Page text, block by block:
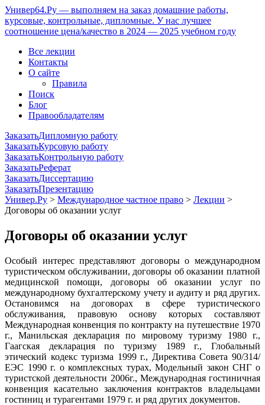
Универ64.Ру — выполняем на заказ домашние работы,
курсовые, контрольные, дипломные. У нас лучшее
соотношение цена/качество в 2024 — 2025 учебном году
Все лекции
Контакты
О сайте
Правила
Поиск
Блог
Правообладателям
ЗаказатьДипломную работу
ЗаказатьКурсовую работу
ЗаказатьКонтрольную работу
ЗаказатьРеферат
ЗаказатьДиссертацию
ЗаказатьПрезентацию
Универ.Ру > Международное частное право > Лекции >
Договоры об оказании услуг
Договоры об оказании услуг
Особый интерес представляют договоры о международном
туристическом обслуживании, договоры об оказании платной
медицинской помощи, договоры об оказании услуг по
международному бухгалтерскому учету и аудиту и ряд других.
Остановимся на договорах в сфере туристического
обслуживания, правовую основу которых составляют
Международная конвенция по контракту на путешествие 1970
г., Манильская декларация по мировому туризму 1980 г.,
Гаагская декларация по туризму 1989 г., Глобальный
этический кодекс туризма 1999 г., Директива Совета 90/314/
ЕЭС 1990 г. о комплексных турах, Модельный закон СНГ о
туристской деятельности 2006г., Международная гостиничная
конвенция касательно заключения контрактов владельцами
гостиниц и турагентами 1979 г. и ряд других документов.